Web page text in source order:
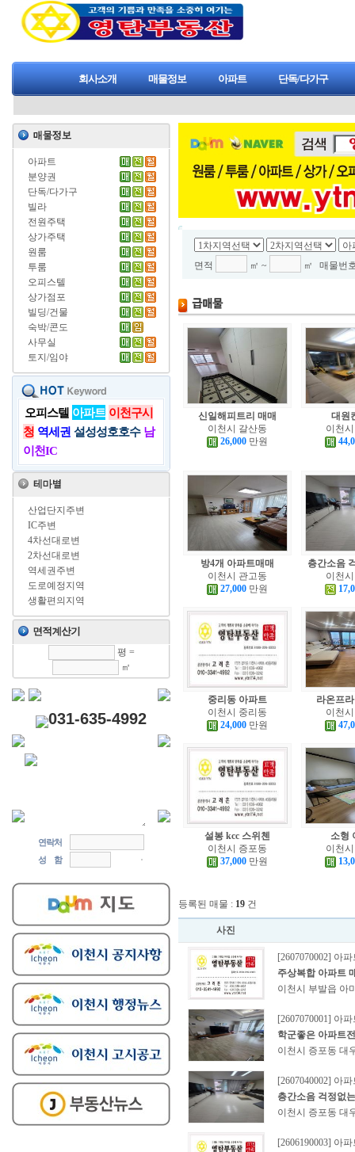
회사소개 매물정보 아파트 단독/다가구
아파트
분양권
단독/다가구
빌라
전원주택
상가주택
원룸
투룸
오피스텔
상가점포
빌딩/건물
숙박/콘도
사무실
토지/임야
오피스텔 아파트 이천구시
청 역세권 설성성호호수 남
이천IC
산업단지주변
IC주변
4차선대로변
2차선대로변
역세권주변
도로예정지역
생활편의지역
평 =
㎡
031-635-4992
연락처
성 함
면적 ㎡ ~ ㎡ 매물번
신일해피트리 매매
이천시 갈산동
26,000 만원
대원
이천
방4개 아파트매매
이천시 관고동
27,000 만원
층간소음
이천
중리동 아파트
이천시 중리동
24,000 만원
라온프
이천
설봉 kcc 스위첸
이천시 증포동
37,000 만원
소형
이천
등록된 매물 : 19 건
사진
[2607070002] 아파
주상복합 아파트
이천시 부발읍 아
[2607070001] 아파
학군좋은 아파트
이천시 증포동 대
[2607040002] 아파
층간소음 걱정없
이천시 증포동 대
[2606190003] 아파